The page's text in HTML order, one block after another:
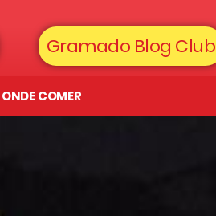
Gramado Blog Club
ONDE COMER